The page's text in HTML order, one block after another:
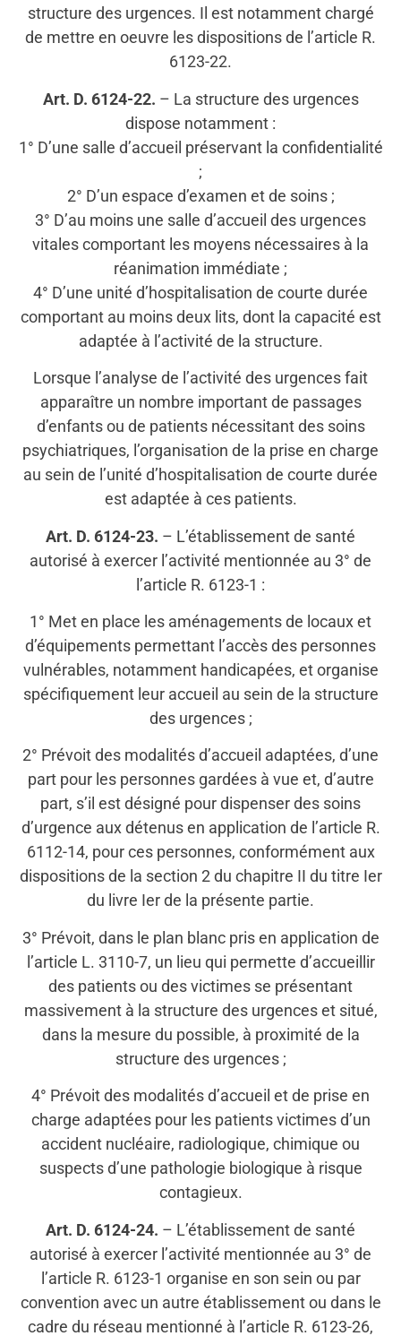
structure des urgences. Il est notamment chargé
de mettre en oeuvre les dispositions de l’article R.
6123-22.
Art. D. 6124-22. – La structure des urgences
dispose notamment :
1° D’une salle d’accueil préservant la confidentialité
;
2° D’un espace d’examen et de soins ;
3° D’au moins une salle d’accueil des urgences
vitales comportant les moyens nécessaires à la
réanimation immédiate ;
4° D’une unité d’hospitalisation de courte durée
comportant au moins deux lits, dont la capacité est
adaptée à l’activité de la structure.
Lorsque l’analyse de l’activité des urgences fait
apparaître un nombre important de passages
d’enfants ou de patients nécessitant des soins
psychiatriques, l’organisation de la prise en charge
au sein de l’unité d’hospitalisation de courte durée
est adaptée à ces patients.
Art. D. 6124-23. – L’établissement de santé
autorisé à exercer l’activité mentionnée au 3° de
l’article R. 6123-1 :
1° Met en place les aménagements de locaux et
d’équipements permettant l’accès des personnes
vulnérables, notamment handicapées, et organise
spécifiquement leur accueil au sein de la structure
des urgences ;
2° Prévoit des modalités d’accueil adaptées, d’une
part pour les personnes gardées à vue et, d’autre
part, s’il est désigné pour dispenser des soins
d’urgence aux détenus en application de l’article R.
6112-14, pour ces personnes, conformément aux
dispositions de la section 2 du chapitre II du titre Ier
du livre Ier de la présente partie.
3° Prévoit, dans le plan blanc pris en application de
l’article L. 3110-7, un lieu qui permette d’accueillir
des patients ou des victimes se présentant
massivement à la structure des urgences et situé,
dans la mesure du possible, à proximité de la
structure des urgences ;
4° Prévoit des modalités d’accueil et de prise en
charge adaptées pour les patients victimes d’un
accident nucléaire, radiologique, chimique ou
suspects d’une pathologie biologique à risque
contagieux.
Art. D. 6124-24. – L’établissement de santé
autorisé à exercer l’activité mentionnée au 3° de
l’article R. 6123-1 organise en son sein ou par
convention avec un autre établissement ou dans le
cadre du réseau mentionné à l’article R. 6123-26,